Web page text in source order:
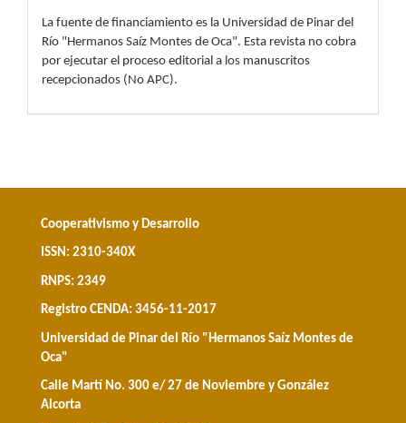
La fuente de financiamiento es la Universidad de Pinar del
Río "Hermanos Saíz Montes de Oca". Esta revista no cobra
por ejecutar el proceso editorial a los manuscritos
recepcionados (No APC).
Cooperativismo y Desarrollo
ISSN: 2310-340X
RNPS: 2349
Registro CENDA: 3456-11-2017
Universidad de Pinar del Río "Hermanos Saíz Montes de
Oca"
Calle Martí No. 300 e/ 27 de Noviembre y González
Alcorta